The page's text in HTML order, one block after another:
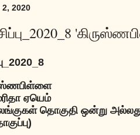
2020
_2020_8
ஏயெம்
தொகுதி ஒன்று